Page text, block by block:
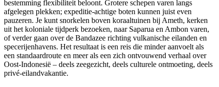
bestemming flexibiliteit beloont. Grotere schepen varen langs
afgelegen plekken; expeditie-achtige boten kunnen juist even
pauzeren. Je kunt snorkelen boven koraaltuinen bij Ameth, kerken
uit het koloniale tijdperk bezoeken, naar Saparua en Ambon varen,
of verder gaan over de Bandazee richting vulkanische eilanden en
specerijenhavens. Het resultaat is een reis die minder aanvoelt als
een standaardroute en meer als een zich ontvouwend verhaal over
Oost-Indonesië – deels zeegezicht, deels culturele ontmoeting, deels
privé-eilandvakantie.